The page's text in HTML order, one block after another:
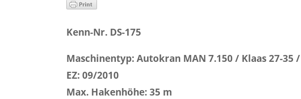
Kenn-Nr. DS-175
Maschinentyp: Autokran MAN 7.150 / Klaas 27-35
EZ: 09/2010
Max. Hakenhöhe: 35 m